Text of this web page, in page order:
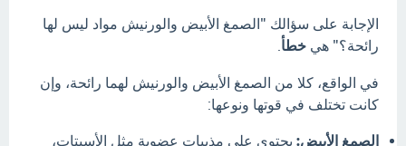
الإجابة على سؤالك "الصمغ الأبيض والورنيش مواد ليس لها
رائحة؟" هي خطأ
في الواقع، كلا من الصمغ الأبيض والورنيش لهما رائحة، وإن
كانت تختلف في قوتها ونوعها:
الصمغ الأبيض: يحتوي على مذيبات عضوية مثل الأسيتات،